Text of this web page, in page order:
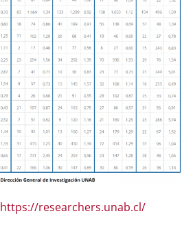
https://researchers.unab.cl/